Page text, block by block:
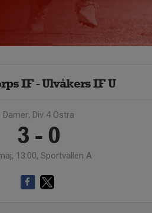
IF - Ulvåkers IF U
Damer, Div 4 Östra
3 - 0
13:00, Sportvallen A